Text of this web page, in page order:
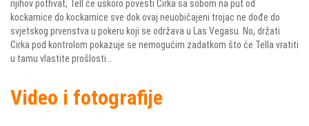
njihov pothvat, Tell će uskoro povesti Cirka sa sobom na put od
kockarnice do kockarnice sve dok ovaj neuobičajeni trojac ne dođe do
svjetskog prvenstva u pokeru koji se održava u Las Vegasu. No, držati
Cirka pod kontrolom pokazuje se nemogućim zadatkom što će Tella vratiti
u tamu vlastite prošlosti…
Video i fotografije